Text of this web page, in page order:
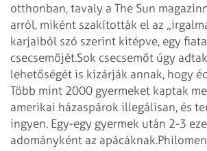
otthonban, tavaly a The Sun
arról, miként szakították el az
karjaiból szó szerint kitépve, egy
csecsemőjét.Sok csecsemőt úgy
lehetőségét is kizárják annak, hogy
Több mint 2000 gyermeket kaptak
amerikai házaspárok illegálisan, és
ingyen. Egy-egy gyermek után 2-3
adományként az apácáknak.